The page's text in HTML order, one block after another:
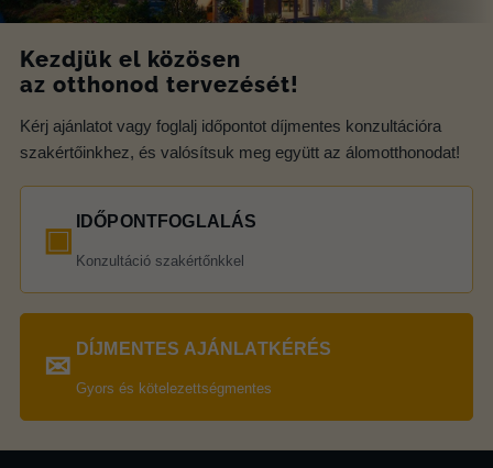
Kezdjük el közösen
az otthonod tervezését!
Kérj ajánlatot vagy foglalj időpontot díjmentes konzultációra
szakértőinkhez, és valósítsuk meg együtt az álomotthonodat!
▣ IDŐPONTFOGLALÁS
Konzultáció szakértőnkkel
✉ DÍJMENTES AJÁNLATKÉRÉS
Gyors és kötelezettségmentes